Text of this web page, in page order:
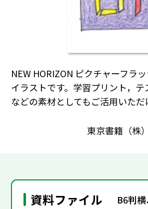
NEW HORIZON ピクチャーフラ
イラストです。学習プリント，
などの素材としてもご活用いただ
東京書籍（株
資料ファイル B6判